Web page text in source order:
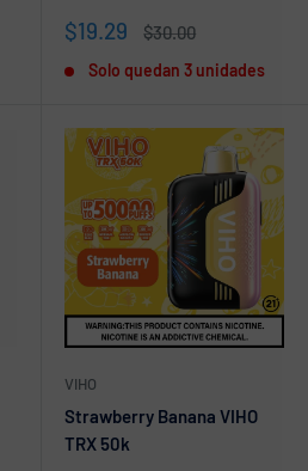
Precio
venta
$19.29
Precio
$30.00
Solo quedan 3 unidades
VIHO
Strawberry Banana VIHO
TRX 50k